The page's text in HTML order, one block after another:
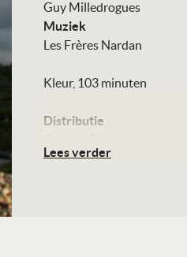
Guy Milledrogues
Muziek
Les Frères Nardan
Kleur, 103 minuten
Distributie
Te zien
Lees verder